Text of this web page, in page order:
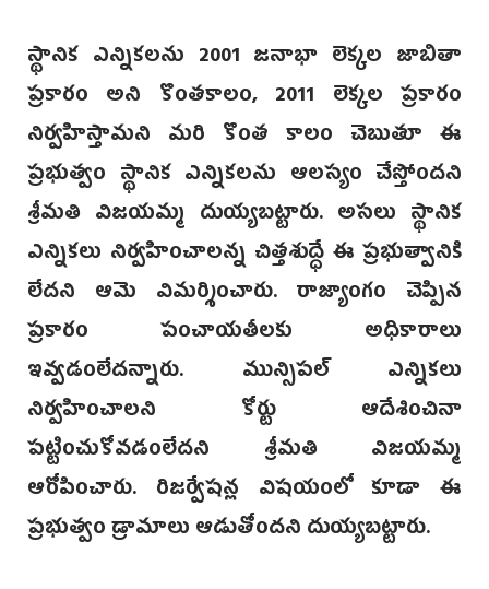
స్థానిక ఎన్నికలను 2001 జనాభా లెక్కల జాబితా
ప్రకారం అని కొంతకాలం, 2011 లెక్కల ప్రకారం
నిర్వహిస్తామని మరి కొంత కాలం చెబుతూ ఈ
ప్రభుత్వం స్థానిక ఎన్నికలను ఆలస్యం చేస్తోందని
శ్రీమతి విజయమ్మ దుయ్యబట్టారు. అసలు స్థానిక
ఎన్నికలు నిర్వహించాలన్న చిత్తశుద్ధే ఈ ప్రభుత్వానికి
లేదని ఆమె విమర్శించారు. రాజ్యాంగం చెప్పిన
ప్రకారం పంచాయతీలకు అధికారాలు
ఇవ్వడంలేదన్నారు. మున్సిపల్‌ ఎన్నికలు
నిర్వహించాలని కోర్టు ఆదేశించినా
పట్టించుకోవడంలేదని శ్రీమతి విజయమ్మ
ఆరోపించారు. రిజర్వేషన్ల విషయంలో కూడా ఈ
ప్రభుత్వం డ్రామాలు ఆడుతోందని దుయ్యబట్టారు.